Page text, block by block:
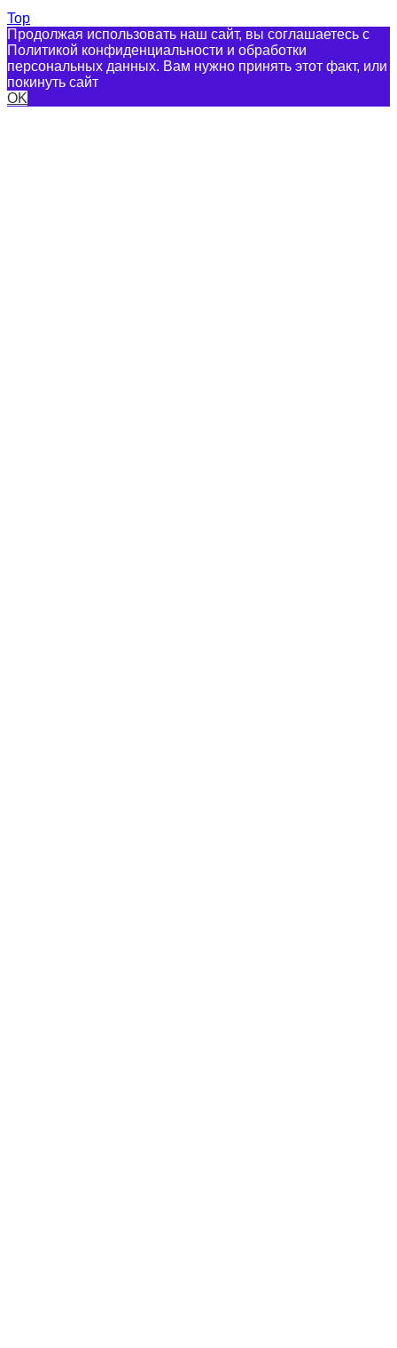
Top
Продолжая использовать наш сайт, вы соглашаетесь с
Политикой конфиденциальности и обработки
персональных данных. Вам нужно принять этот факт, или
покинуть сайт
OK